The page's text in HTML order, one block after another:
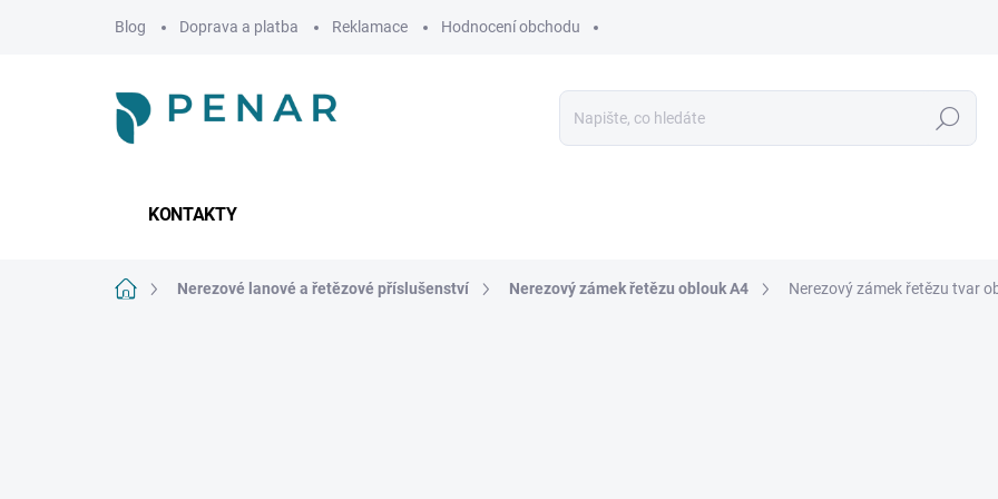
Blog Doprava a platba Reklamace Hodnocení obchodu
Hledat
KONTAKTY
Domů Nerezové lanové a řetězové příslušenství Nerezový zámek řetězu oblouk A4 Nerezový zámek řetězu tvar